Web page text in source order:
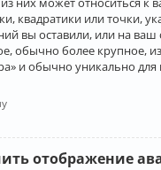
квадратики или точки,
вы оставили, или на ваш
обычно более крупное,
и обычно уникально для
отображение